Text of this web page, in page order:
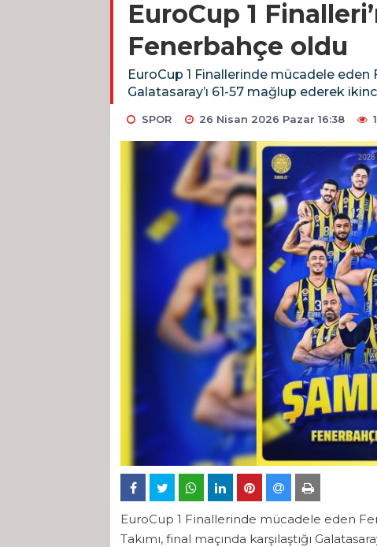
EuroCup 1
Fenerbahçe oldu
EuroCup 1 Finallerinde mücadele eden
Galatasaray’ı 61-57 mağlup ederek
SPOR 26 Nisan 2026 Pazar 16:38
EuroCup 1 Finallerinde mücadele eden
Takımı, final maçında karşılaştığı